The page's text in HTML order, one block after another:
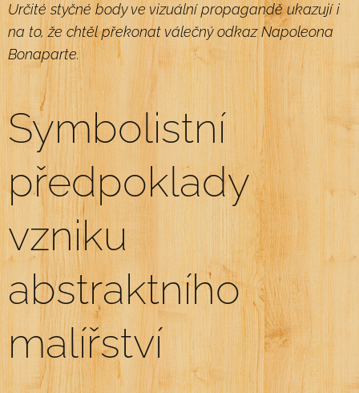
Určité styčné body ve vizuální propagandě ukazují i
na to, že chtěl překonat válečný odkaz Napoleona
Bonaparte.
Symbolistní
předpoklady
vzniku
abstraktního
malířství